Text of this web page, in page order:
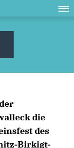
die
des
Birkigt-